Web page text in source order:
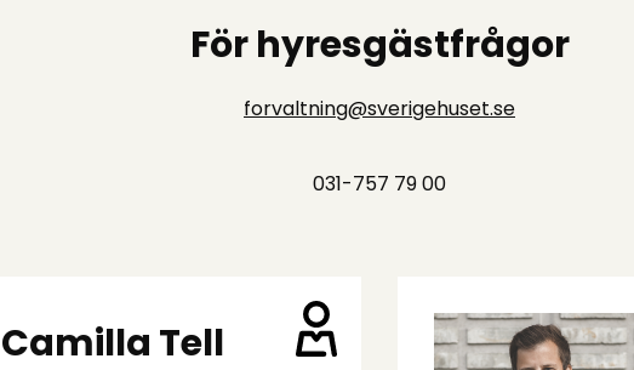
För hyresgästfrågor
forvaltning@sverigehuset.se
031-757 79 00
Camilla Tell